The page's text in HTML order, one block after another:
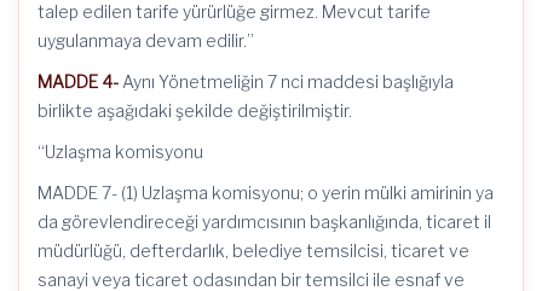
talep edilen tarife yürürlüğe girmez. Mevcut tarife
uygulanmaya devam edilir.”
MADDE 4- Aynı Yönetmeliğin 7 nci maddesi başlığıyla
birlikte aşağıdaki şekilde değiştirilmiştir.
“Uzlaşma komisyonu
MADDE 7- (1) Uzlaşma komisyonu; o yerin mülki amirinin ya
da görevlendireceği yardımcısının başkanlığında, ticaret il
müdürlüğü, defterdarlık, belediye temsilcisi, ticaret ve
sanayi veya ticaret odasından bir temsilci ile esnaf ve